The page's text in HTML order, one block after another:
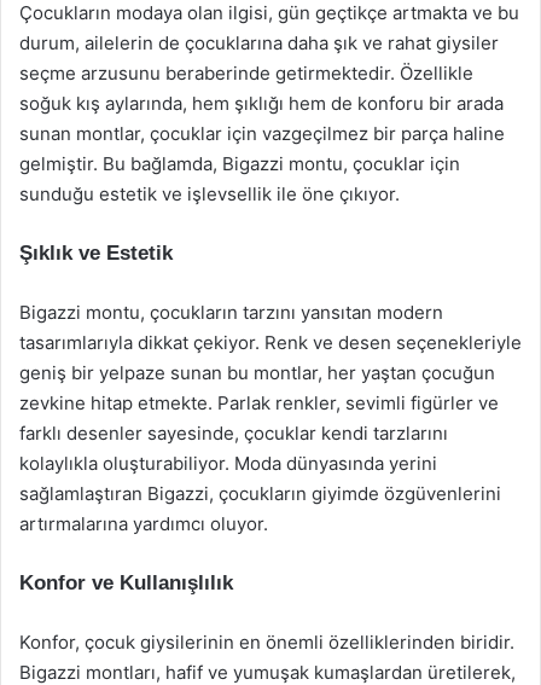
Çocukların modaya olan ilgisi, gün geçtikçe artmakta ve bu
durum, ailelerin de çocuklarına daha şık ve rahat giysiler
seçme arzusunu beraberinde getirmektedir. Özellikle
soğuk kış aylarında, hem şıklığı hem de konforu bir arada
sunan montlar, çocuklar için vazgeçilmez bir parça haline
gelmiştir. Bu bağlamda, Bigazzi montu, çocuklar için
sunduğu estetik ve işlevsellik ile öne çıkıyor.
Şıklık ve Estetik
Bigazzi montu, çocukların tarzını yansıtan modern
tasarımlarıyla dikkat çekiyor. Renk ve desen seçenekleriyle
geniş bir yelpaze sunan bu montlar, her yaştan çocuğun
zevkine hitap etmekte. Parlak renkler, sevimli figürler ve
farklı desenler sayesinde, çocuklar kendi tarzlarını
kolaylıkla oluşturabiliyor. Moda dünyasında yerini
sağlamlaştıran Bigazzi, çocukların giyimde özgüvenlerini
artırmalarına yardımcı oluyor.
Konfor ve Kullanışlılık
Konfor, çocuk giysilerinin en önemli özelliklerinden biridir.
Bigazzi montları, hafif ve yumuşak kumaşlardan üretilerek,